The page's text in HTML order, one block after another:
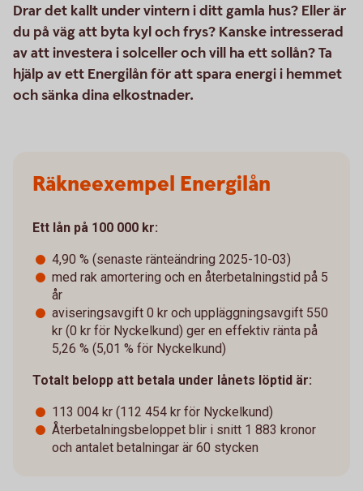
Drar det kallt under vintern i ditt gamla hus? Eller är
du på väg att byta kyl och frys? Kanske intresserad
av att investera i solceller och vill ha ett sollån? Ta
hjälp av ett Energilån för att spara energi i hemmet
och sänka dina elkostnader.
Räkneexempel Energilån
Ett lån på 100 000 kr:
4,90 % (senaste ränteändring 2025-10-03)
med rak amortering och en återbetalningstid på 5
år
aviseringsavgift 0 kr och uppläggningsavgift 550
kr (0 kr för Nyckelkund) ger en effektiv ränta på
5,26 % (5,01 % för Nyckelkund)
Totalt belopp att betala under lånets löptid är:
113 004 kr (112 454 kr för Nyckelkund)
Återbetalningsbeloppet blir i snitt 1 883 kronor
och antalet betalningar är 60 stycken